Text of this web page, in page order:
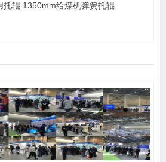
托辊 1350mm给煤机弹簧托辊